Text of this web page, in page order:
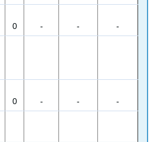
0 - - -
0 - - -